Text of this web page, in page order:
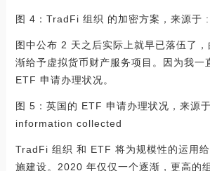
图 4：TradFi 组织 的加密方案，来源于
图中公布 2 天之后实际上就早已落伍了
渐给予虚拟货币财产服务项目。因为我一
ETF 申请办理状况。
图 5：英国的 ETF 申请办理状况，来源
information collected
TradFi 组织 和 ETF 将为规模性的运用
施建设。2020 年仅仅一个逐渐，更高的